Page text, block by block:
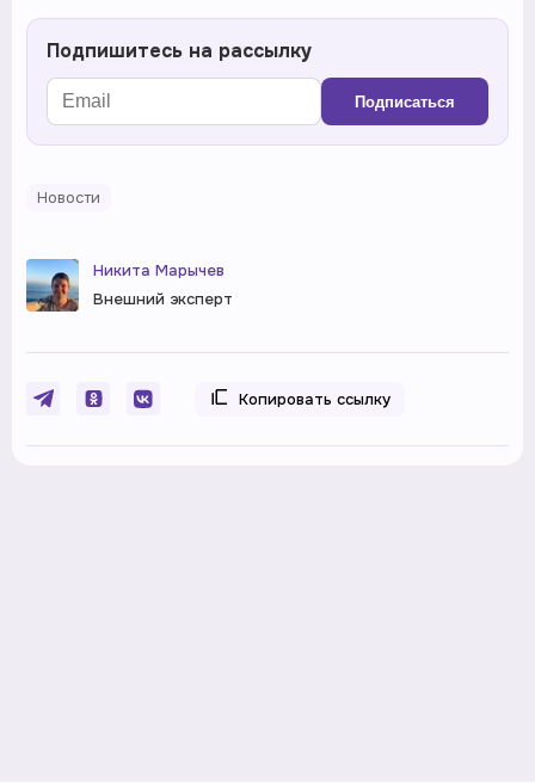
Подпишитесь на рассылку
Подписаться
Новости
Никита Марычев
Внешний эксперт
Копировать ссылку